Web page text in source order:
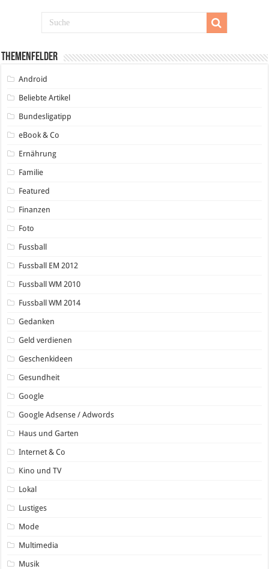
Themenfelder
Android
Beliebte Artikel
Bundesligatipp
eBook & Co
Ernährung
Familie
Featured
Finanzen
Foto
Fussball
Fussball EM 2012
Fussball WM 2010
Fussball WM 2014
Gedanken
Geld verdienen
Geschenkideen
Gesundheit
Google
Google Adsense / Adwords
Haus und Garten
Internet & Co
Kino und TV
Lokal
Lustiges
Mode
Multimedia
Musik